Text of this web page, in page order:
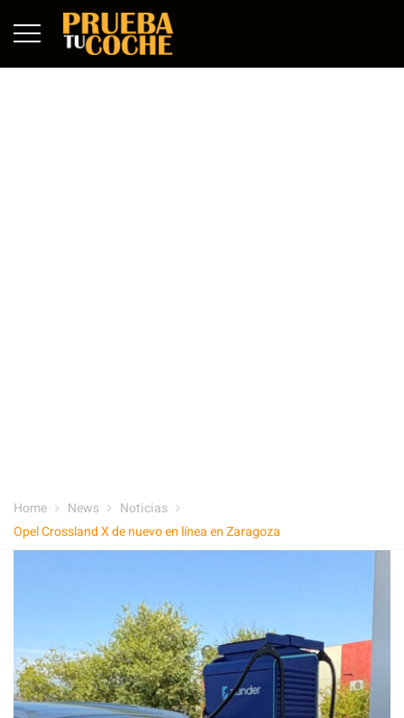
Home News
Noticias
Opel Crossland X de nuevo en línea en Zaragoza